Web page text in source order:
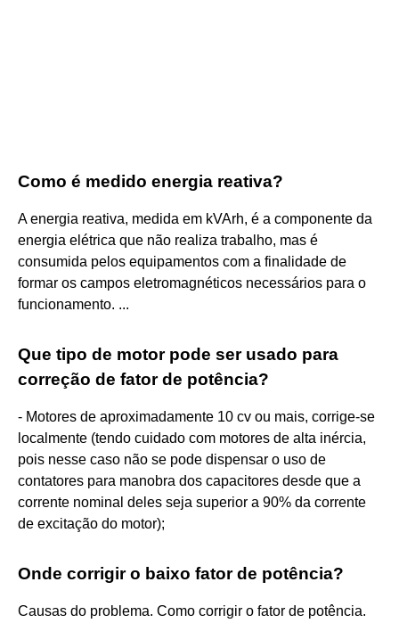
Como é medido energia reativa?
A energia reativa, medida em kVArh, é a componente da
energia elétrica que não realiza trabalho, mas é
consumida pelos equipamentos com a finalidade de
formar os campos eletromagnéticos necessários para o
funcionamento. ...
Que tipo de motor pode ser usado para
correção de fator de potência?
- Motores de aproximadamente 10 cv ou mais, corrige-se
localmente (tendo cuidado com motores de alta inércia,
pois nesse caso não se pode dispensar o uso de
contatores para manobra dos capacitores desde que a
corrente nominal deles seja superior a 90% da corrente
de excitação do motor);
Onde corrigir o baixo fator de potência?
Causas do problema. Como corrigir o fator de potência.